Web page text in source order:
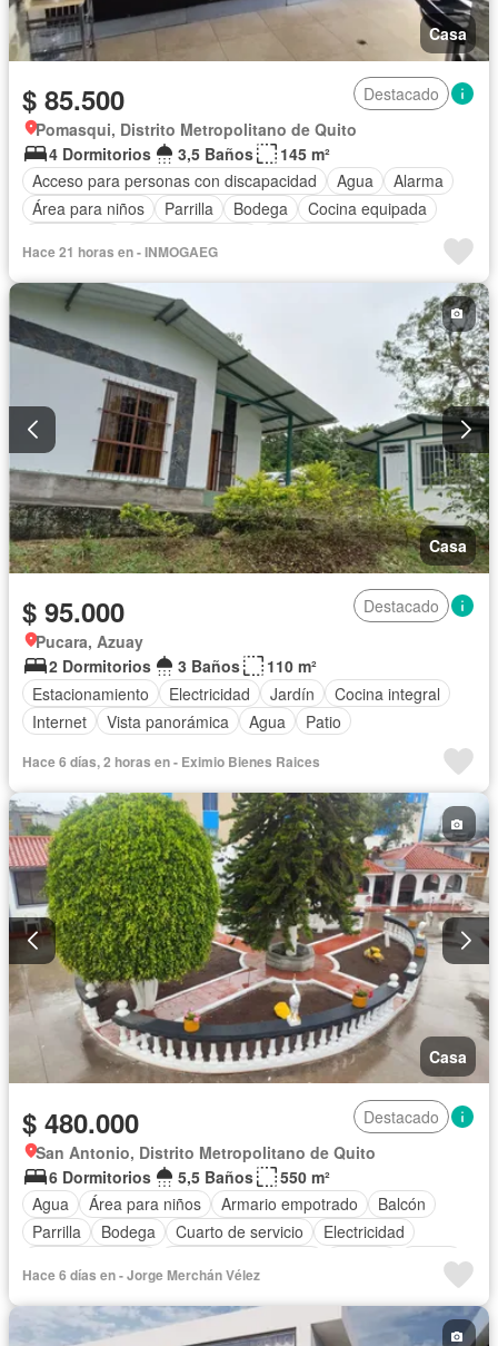
Casa
$ 85.500
Destacado
Pomasqui, Distrito Metropolitano de Quito
4 Dormitorios
3,5 Baños
145 m²
Acceso para personas con discapacidad
Agua
Alarma
Área para niños
Parrilla Bodega
Cocina equipada
Patio
Piscina Conserje
Sin amoblar
Hace 21 horas en - INMOGAEG
Casa
$ 95.000
Destacado
Pucara, Azuay
2 Dormitorios
3 Baños
110 m²
Estacionamiento
Electricidad Jardín
Cocina integral
Internet
Vista panorámica Agua Patio
Hace 6 días, 2 horas en - Eximio Bienes Raices
Casa
$ 480.000
Destacado
San Antonio, Distrito Metropolitano de Quito
6 Dormitorios
5,5 Baños
550 m²
Agua
Área para niños Armario empotrado
Balcón
Parrilla
Bodega Cuarto de servicio
Electricidad
Jardín
Patio
Sauna Terraza
Vista panorámica
Parcialmente amoblado
Hace 6 días en - Jorge Merchán Vélez